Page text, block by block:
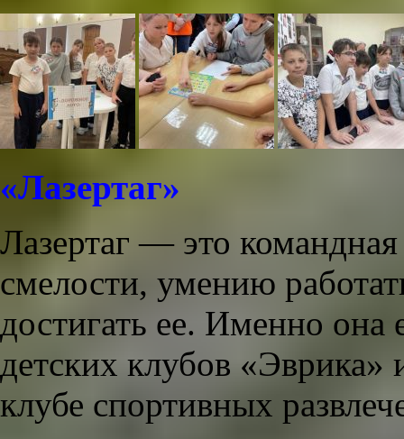
«Лазертаг»
Лазертаг — это
смелости, умению
достигать ее. Именно она
детских клубов
клубе спортивных